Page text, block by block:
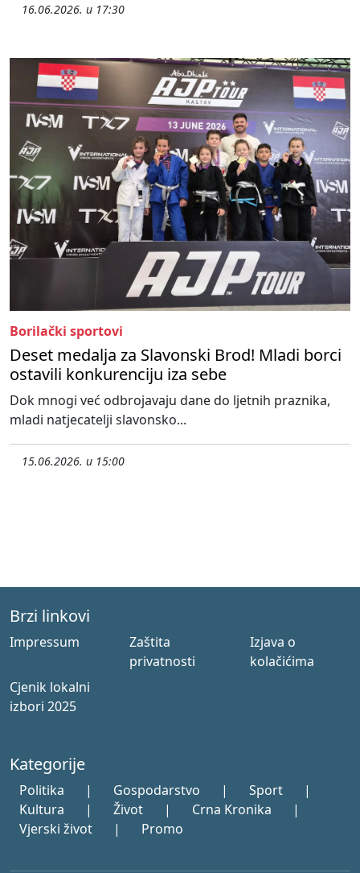
16.06.2026. u 17:30
Borilački sportovi
Deset medalja za Slavonski Brod! Mladi borci
ostavili konkurenciju iza sebe
Dok mnogi već odbrojavaju dane do ljetnih praznika,
mladi natjecatelji slavonsko...
15.06.2026. u 15:00
Brzi linkovi
Impressum
Zaštita
privatnosti
Izjava o
kolačićima
Cjenik lokalni
izbori 2025
Kategorije
Politika | Gospodarstvo | Sport
|
Kultura
| Život | Crna Kronika
|
Vjerski život
| Promo